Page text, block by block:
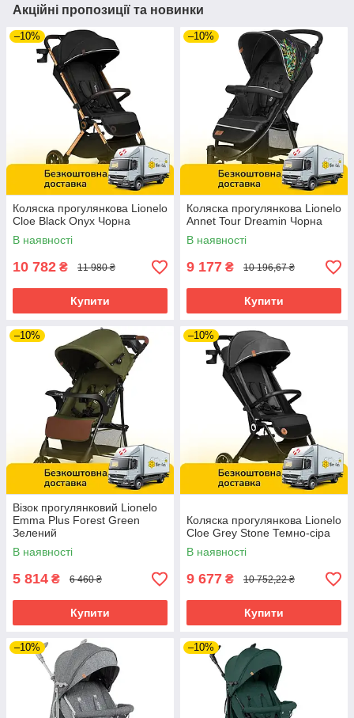
Акційні пропозиції та новинки
–10%
Коляска прогулянкова Lionelo
Cloe Black Onyx Чорна
В наявності
10 782 ₴ 11 980 ₴
Купити
–10%
Коляска прогулянкова Lionelo
Annet Tour Dreamin Чорна
В наявності
9 177 ₴ 10 196,67 ₴
Купити
–10%
Візок прогулянковий Lionelo
Emma Plus Forest Green
Зелений
В наявності
5 814 ₴ 6 460 ₴
Купити
–10%
Коляска прогулянкова Lionelo
Cloe Grey Stone Темно-сіра
В наявності
9 677 ₴ 10 752,22 ₴
Купити
–10% –10%